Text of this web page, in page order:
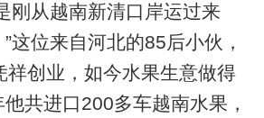
刚从越南新清口岸运过来
这位来自河北的85后小伙，
祥创业，如今水果生意做得
共进口200多车越南水果，